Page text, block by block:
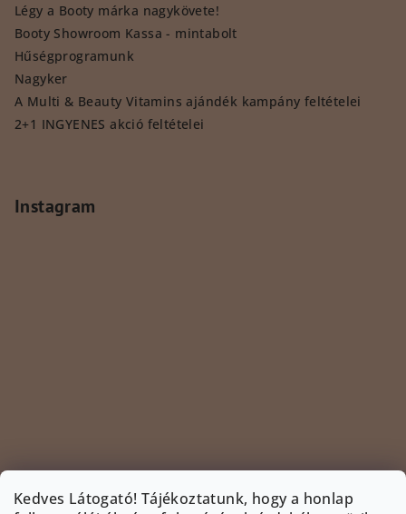
Kedves Látogató! Tájékoztatunk, hogy a honlap
Légy a Booty márka nagykövete!
Booty Showroom Kassa - mintabolt
Hűségprogramunk
Nagyker
A Multi & Beauty Vitamins ajándék kampány feltételei
2+1 INGYENES akció feltételei
Instagram